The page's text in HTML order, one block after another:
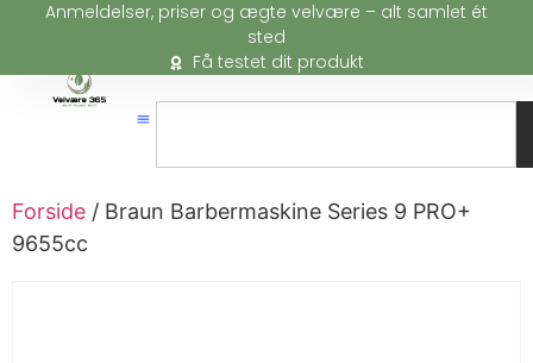
Anmeldelser, priser og ægte velvære – alt samlet ét
sted
Få testet dit produkt
Forside / Braun Barbermaskine Series 9 PRO+
9655cc